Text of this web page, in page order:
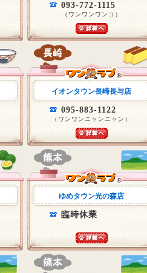
093-772-1115
（ワンワンワンコ）
イオンタウン長崎長与店
095-883-1122
（ワンワンニャンニャン）
ゆめタウン光の森店
臨時休業